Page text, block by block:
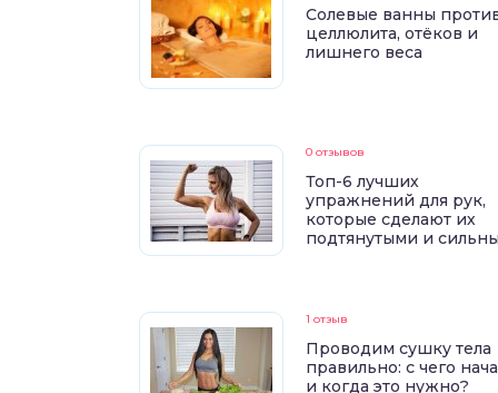
Солевые ванны
целлюлита, отёков и
лишнего веса
0 отзывов
Топ-6 лучших
упражнений для рук,
которые сделают их
подтянутыми и
1 отзыв
Проводим сушку тела
правильно: с чего
и когда это нужно?